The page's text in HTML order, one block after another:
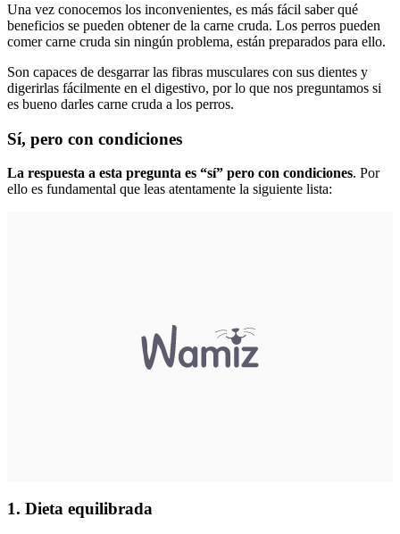
Una vez conocemos los inconvenientes, es más fácil saber qué
beneficios se pueden obtener de la carne cruda. Los perros pueden
comer carne cruda sin ningún problema, están preparados para ello.
Son capaces de desgarrar las fibras musculares con sus dientes y
digerirlas fácilmente en el digestivo, por lo que nos preguntamos si
es bueno darles carne cruda a los perros.
Sí, pero con condiciones
La respuesta a esta pregunta es “sí” pero con condiciones. Por
ello es fundamental que leas atentamente la siguiente lista:
1. Dieta equilibrada